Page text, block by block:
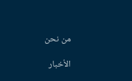
من نحن
الأخبار